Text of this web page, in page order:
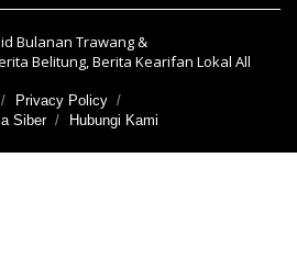
Bulanan Trawang &
Belitung, Berita Kearifan Lokal All
Privacy Policy
Siber
Hubungi Kami